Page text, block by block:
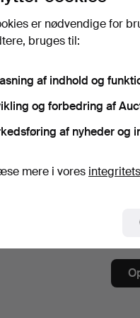
på nyhedsbrev fra
andet auktionskataloger,
kan du nemt afslutte
du blandt andet se
er nødvendige for
bruges til:
af indhold og
og forbedring af
af nyheder og
mere i vores